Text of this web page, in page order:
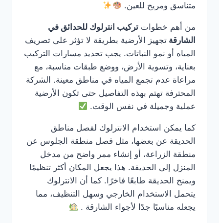
متناسق ومريح للعين.
من أهم خطوات تركيب انترلوك للحدائق في
الشارقة تجهيز الأرضية بطريقة لا تؤثر على تصريف
المياه أو نمو النباتات. يجب تحديد مسارات التركيب
بعناية، وتسوية الأرض، ووضع طبقات مناسبة، مع
مراعاة عدم تجمع المياه في مناطق معينة. الشركة
المحترفة تهتم بهذه التفاصيل حتى تكون الأرضية
عملية وجميلة في نفس الوقت.
كما يمكن استخدام الانترلوك لفصل مناطق
الحديقة عن بعضها، مثل فصل منطقة الجلوس عن
منطقة الزراعة، أو إنشاء ممر واضح من مدخل
المنزل إلى الحديقة. هذا يجعل المكان أكثر تنظيمًا
ويمنح الحديقة طابعًا فاخرًا. كما أن الانترلوك
يتحمل الاستخدام الخارجي وسهل التنظيف، مما
يجعله مناسبًا جدًا لأجواء الشارقة .